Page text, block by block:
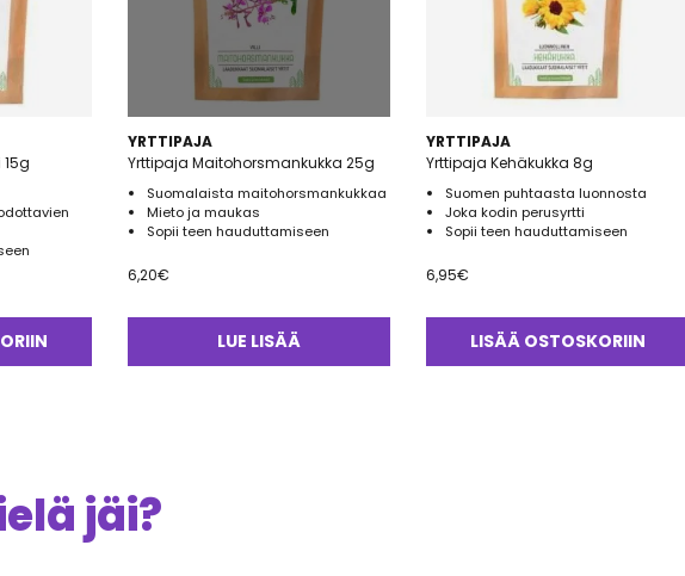
YRTTIPAJA
Yrttipaja Maitohorsmankukka 25g
Suomalaista maitohorsmankukkaa
Mieto ja maukas
Sopii teen hauduttamiseen
6,20€
LUE LISÄÄ
YRTTIPAJA
Yrttipaja Kehäkukka 8g
Suomen puhtaasta luonnosta
Joka kodin perusyrtti
Sopii teen hauduttamiseen
6,95€
LISÄÄ OSTOSKORIIN
jäi?